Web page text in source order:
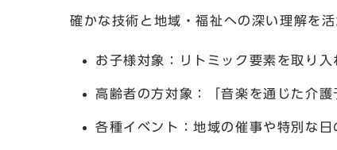
確かな技術と地域・福祉への深い理解を
お子様対象：リトミック要素を取り入
高齢者の方対象：「音楽を通じた介
各種イベント：地域の催事や特別な